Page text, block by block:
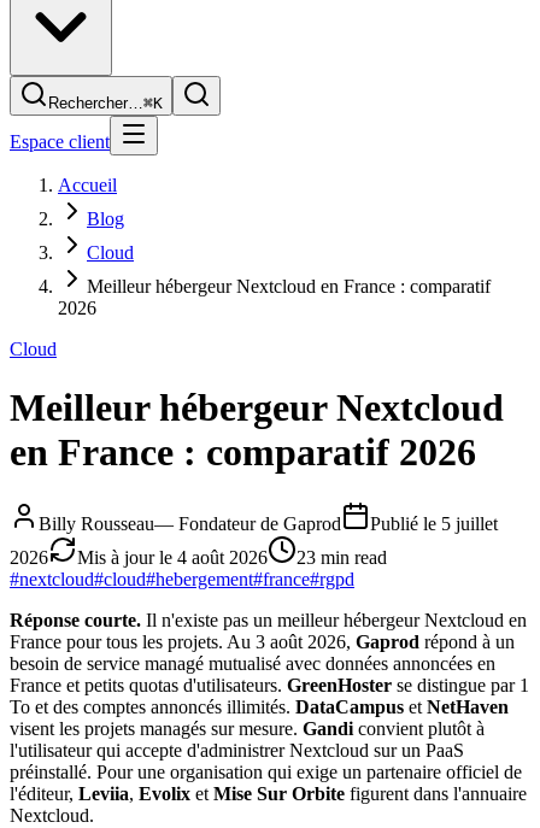
Rechercher…⌘K
Espace client
Accueil
Blog
Cloud
Meilleur hébergeur Nextcloud en France : comparatif
2026
Cloud
Meilleur hébergeur Nextcloud
en France : comparatif 2026
Billy Rousseau— Fondateur de Gaprod Publié le 5 juillet
2026
Mis à jour le 4 août 2026
23 min read
#nextcloud#cloud#hebergement#france#rgpd
Réponse courte. Il n'existe pas un meilleur hébergeur Nextcloud en
France pour tous les projets. Au 3 août 2026, Gaprod répond à un
besoin de service managé mutualisé avec données annoncées en
France et petits quotas d'utilisateurs. GreenHoster se distingue par 1
To et des comptes annoncés illimités. DataCampus et NetHaven
visent les projets managés sur mesure. Gandi convient plutôt à
l'utilisateur qui accepte d'administrer Nextcloud sur un PaaS
préinstallé. Pour une organisation qui exige un partenaire officiel de
l'éditeur, Leviia, Evolix et Mise Sur Orbite figurent dans l'annuaire
Nextcloud.